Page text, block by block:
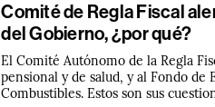
Comité de Regla Fiscal
del Gobierno, ¿por qué?
El Comité Autónomo de la Regla
pensional y de salud, y al Fondo de
Combustibles. Estos son sus